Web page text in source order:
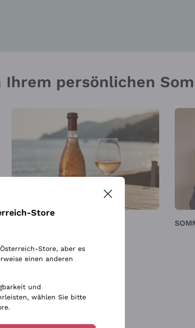
persönlichen
Store
Store, aber es
einen anderen
und
wählen Sie bitte